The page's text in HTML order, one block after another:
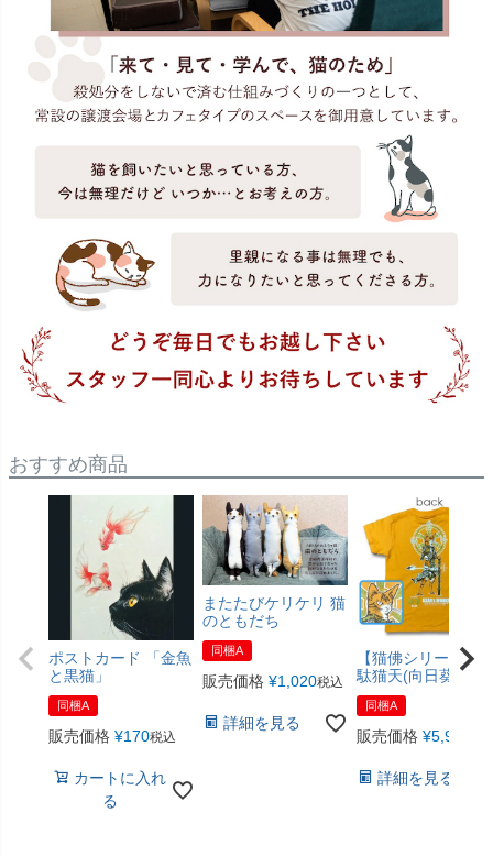
おすすめ商品
ポストカード 「金魚
と黒猫」
同梱A
販売価格 ¥170税込
カートに入れ
る
またたびケリケリ 猫
のともだち
同梱A
販売価格 ¥1,020税込
詳細を見る
【猫佛シリーズ】
駄猫天(向日葵色)
同梱A
販売価格 ¥5,940
詳細を見る